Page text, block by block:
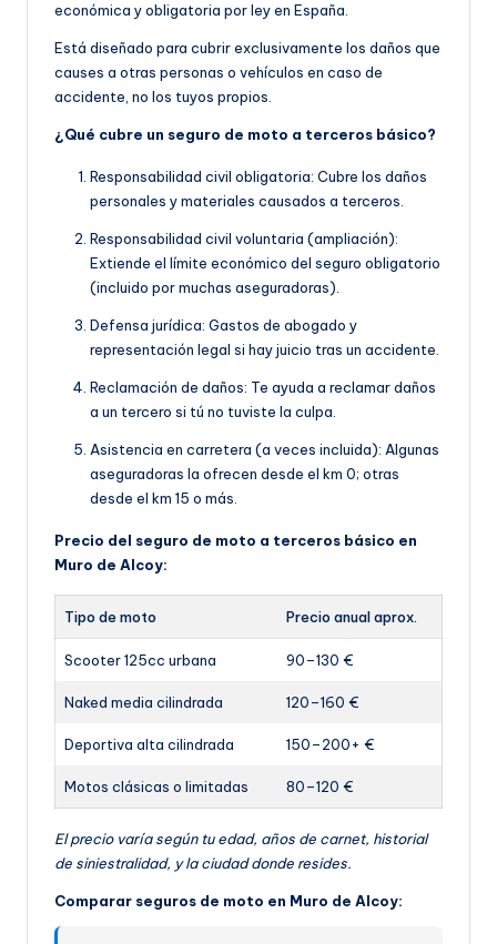
económica y obligatoria por ley en España.
Está diseñado para cubrir exclusivamente los daños que
causes a otras personas o vehículos en caso de
accidente, no los tuyos propios.
¿Qué cubre un seguro de moto a terceros básico?
Responsabilidad civil obligatoria: Cubre los daños
personales y materiales causados a terceros.
Responsabilidad civil voluntaria (ampliación):
Extiende el límite económico del seguro obligatorio
(incluido por muchas aseguradoras).
Defensa jurídica: Gastos de abogado y
representación legal si hay juicio tras un accidente.
Reclamación de daños: Te ayuda a reclamar daños
a un tercero si tú no tuviste la culpa.
Asistencia en carretera (a veces incluida): Algunas
aseguradoras la ofrecen desde el km 0; otras
desde el km 15 o más.
Precio del seguro de moto a terceros básico en
Muro de Alcoy:
Tipo de moto Precio anual aprox.
Scooter 125cc urbana 90–130 €
Naked media cilindrada 120–160 €
Deportiva alta cilindrada 150–200+ €
Motos clásicas o limitadas 80–120 €
El precio varía según tu edad, años de carnet, historial
de siniestralidad, y la ciudad donde resides.
Comparar seguros de moto en Muro de Alcoy: